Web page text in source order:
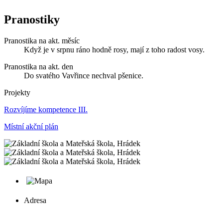
Pranostiky
Pranostika na akt. měsíc
Když je v srpnu ráno hodně rosy, mají z toho radost vosy.
Pranostika na akt. den
Do svatého Vavřince nechval pšenice.
Projekty
Rozvíjíme kompetence III.
Místní akční plán
Adresa